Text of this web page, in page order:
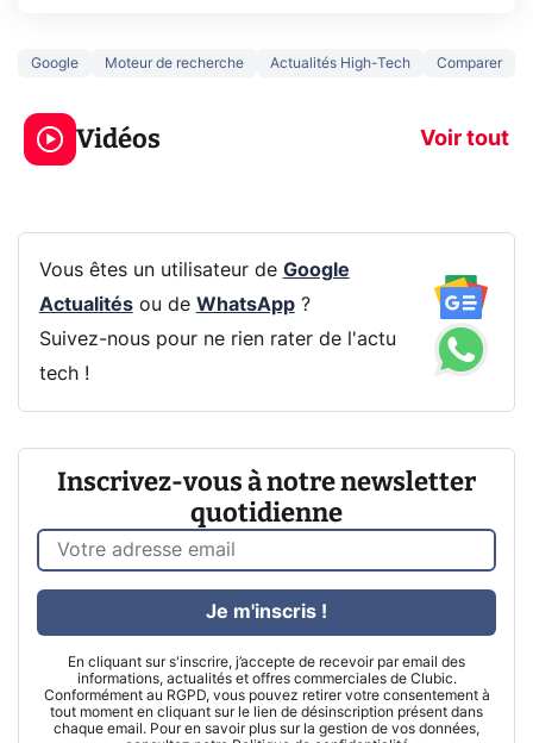
Google Moteur de recherche Actualités High-Tech Comparer
Vidéos Voir tout
5 générations de
jeux dans la
prochaine Xbox !
Ce que vous
navigation
Vous êtes un utilisateur de Google
Actualitésou de WhatsApp?
Suivez-nous pour ne rien rater de l'actu
tech !
Inscrivez-vous à notre newsletter
quotidienne
En cliquant sur s'inscrire, j’accepte de recevoir par email des
informations, actualités et offres commerciales de Clubic.
Conformément au RGPD, vous pouvez retirer votre consentement à
tout moment en cliquant sur le lien de désinscription présent dans
chaque email. Pour en savoir plus sur la gestion de vos données,
Je m'inscris !